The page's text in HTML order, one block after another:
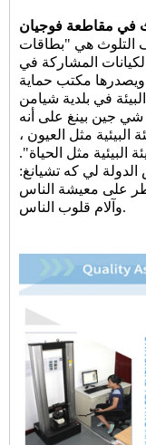
في مقاطعة فوجيان
التلوث هي "بطاقات
المشاركة في
مكتب حماية
شي جين بينغ على أنه
البيئية مثل العيون ،
البيئية مثل الحياة".
لي كه تشيانغ:
على معيشة الناس
وآلام قلوب الناس.